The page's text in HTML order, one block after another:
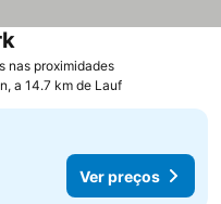
nas proximidades
a 14.7 km de Lauf
Ver preços